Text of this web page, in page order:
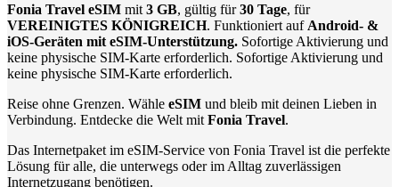
Fonia Travel eSIM mit 3 GB, gültig für30 Tage, für
VEREINIGTES KÖNIGREICH. Funktioniert auf Android- &
iOS-Geräten mit eSIM-Unterstützung. Sofortige Aktivierung und
keine physische SIM-Karte erforderlich. Sofortige Aktivierung und
keine physische SIM-Karte erforderlich.
Reise ohne Grenzen. Wähle eSIM und bleib mit deinen Lieben in
Verbindung. Entdecke die Welt mit Fonia Travel.
Das Internetpaket im eSIM-Service von Fonia Travel ist die perfekte
Lösung für alle, die unterwegs oder im Alltag zuverlässigen
Internetzugang benötigen.